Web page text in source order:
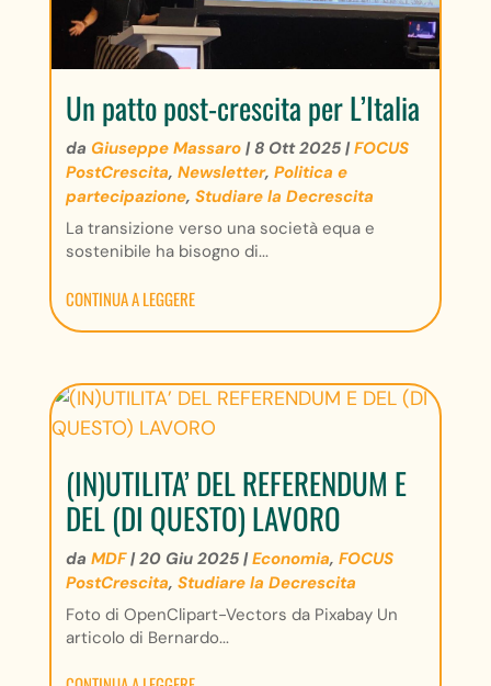
Un patto post-crescita per L’Italia
da Giuseppe Massaro|8 Ott 2025|FOCUS
PostCrescita, Newsletter, Politica e
partecipazione, Studiare la Decrescita
La transizione verso una società equa e
sostenibile ha bisogno di...
CONTINUA A LEGGERE
(IN)UTILITA’ DEL REFERENDUM E
DEL (DI QUESTO) LAVORO
da MDF|20 Giu 2025|Economia, FOCUS
PostCrescita, Studiare la Decrescita
Foto di OpenClipart-Vectors da Pixabay Un
articolo di Bernardo...